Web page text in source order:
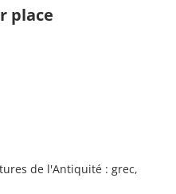
place
de l'Antiquité : grec,